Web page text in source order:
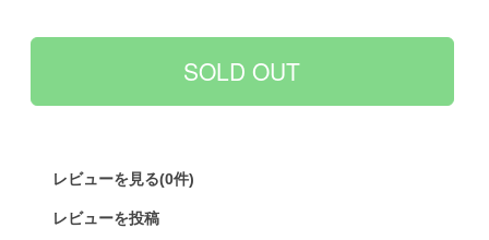
レビューを見る(0件)
レビューを投稿